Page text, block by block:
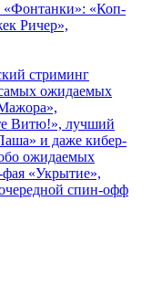
«Фонтанки»: «Коп-
Ричер»,
стриминг
ожидаемых
Витю!», лучший
и даже кибер-
ожидаемых
фая «Укрытие»,
спин-офф